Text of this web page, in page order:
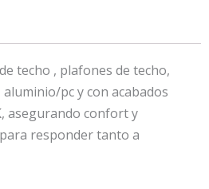
techo , plafones de techo,
pc y con acabados
asegurando confort y
responder tanto a